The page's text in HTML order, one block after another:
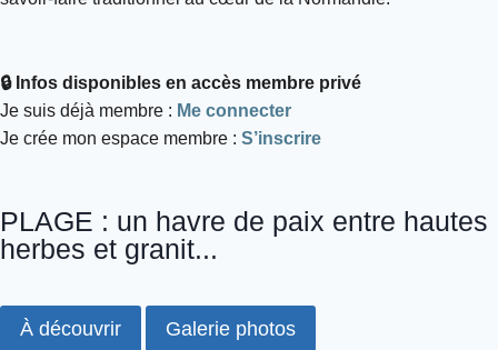
🔒 Infos disponibles en accès membre privé
Je suis déjà membre : Me connecter
Je crée mon espace membre : S’inscrire
PLAGE : un havre de paix entre hautes
herbes et granit...
À découvrir Galerie photos